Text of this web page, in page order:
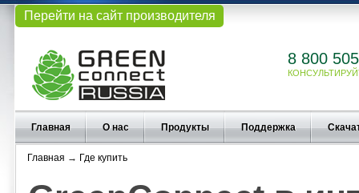
Перейти на сайт производителя
8 800
Главная О нас Продукты Поддержка
Главная → Где купить